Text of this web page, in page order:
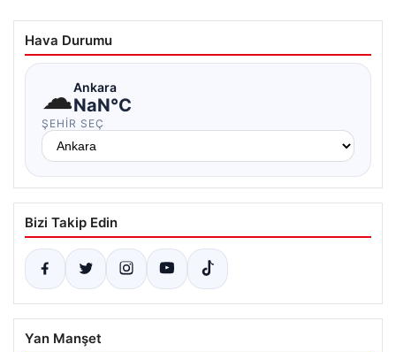
Hava Durumu
☁Ankara
NaN°C
ŞEHIR SEÇ
Bizi Takip Edin
Yan Manşet